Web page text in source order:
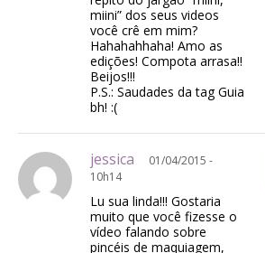
miini” dos seus videos
você crê em mim?
Hahahahhaha! Amo as
edições! Compota arrasa!!
Beijos!!!
P.S.: Saudades da tag Guia
bh! :(
jessica
01/04/2015 -
10h14
Lu sua linda!!! Gostaria
muito que você fizesse o
vídeo falando sobre
pincéis de maquiagem,